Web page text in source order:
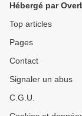
Hébergé par
Top articles
Pages
Contact
Signaler un abus
C.G.U.